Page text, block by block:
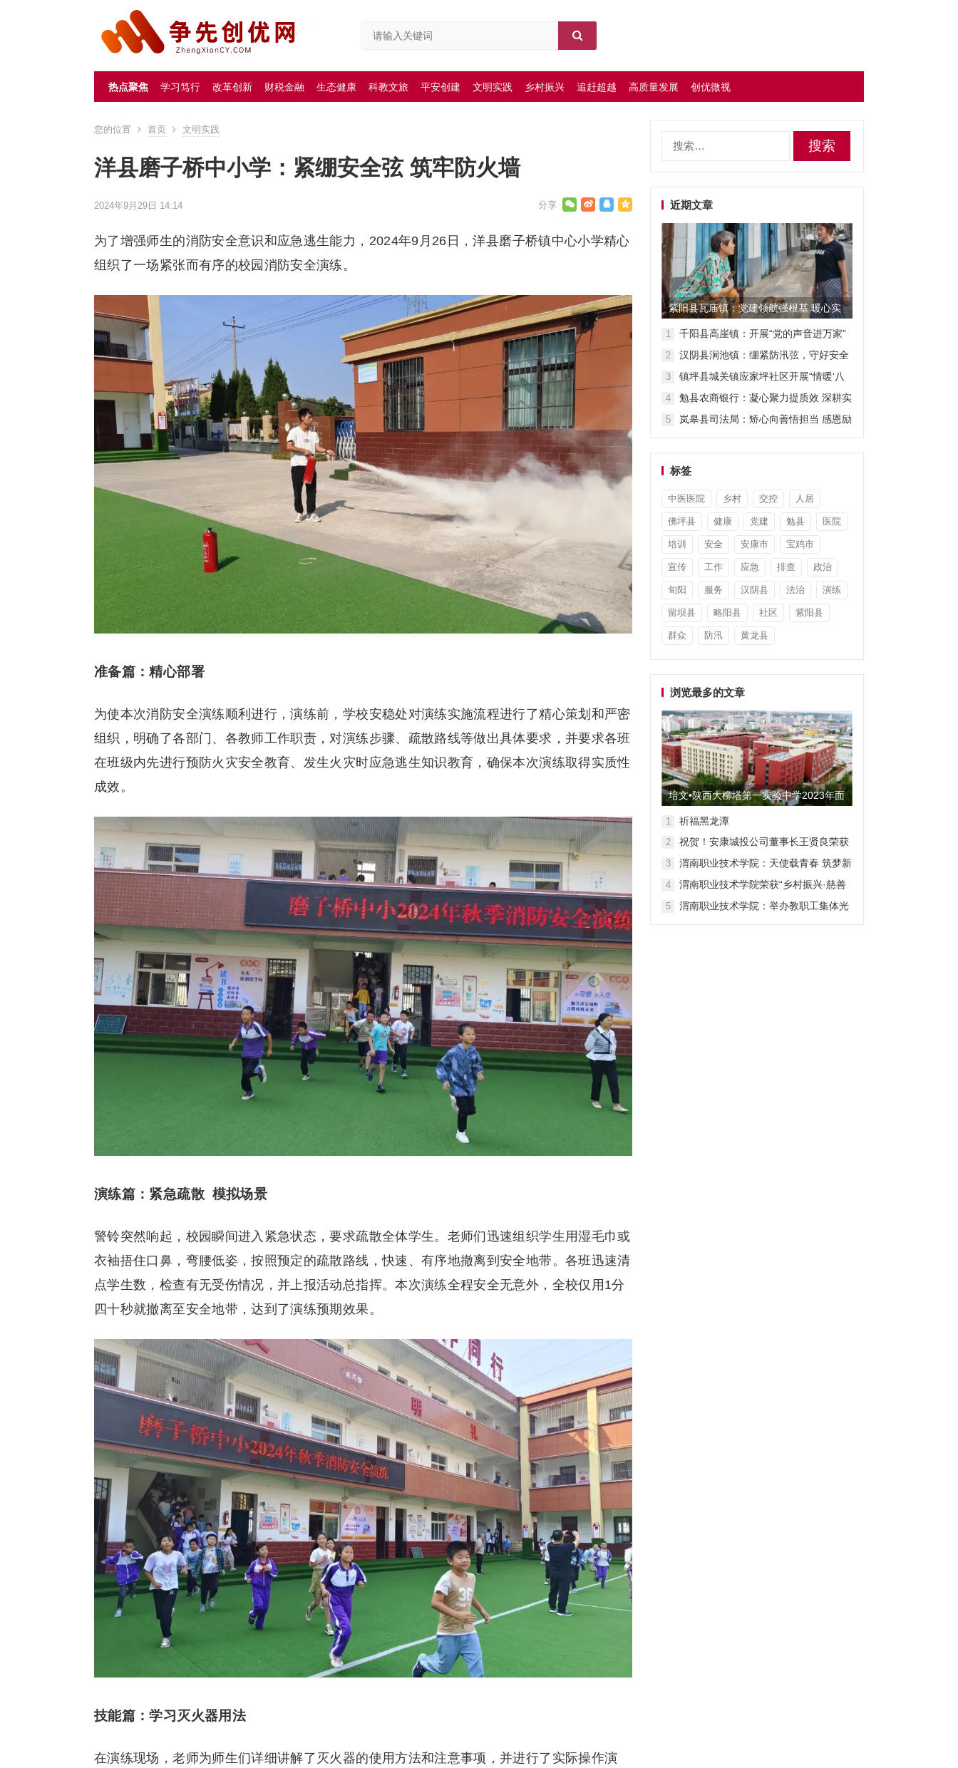
热点聚焦 学习笃行 改革创新 财税金融 生态健康 科教文旅 平安创建 文明实践 乡村振兴 追赶超越 高质量发展 创优微视
您的位置 首页 文明实践
洋县磨子桥中小学：紧绷安全弦 筑牢防火墙
2024年9月29日 14:14
为了增强师生的消防安全意识和应急逃生能力，2024年9月26日，洋县磨子桥镇中心小学精心
组织了一场紧张而有序的校园消防安全演练。
准备篇：精心部署
为使本次消防安全演练顺利进行，演练前，学校安稳处对演练实施流程进行了精心策划和严密
组织，明确了各部门、各教师工作职责，对演练步骤、疏散路线等做出具体要求，并要求各班
在班级内先进行预防火灾安全教育、发生火灾时应急逃生知识教育，确保本次演练取得实质性
成效。
演练篇：紧急疏散 模拟场景
警铃突然响起，校园瞬间进入紧急状态，要求疏散全体学生。老师们迅速组织学生用湿毛巾或
衣袖捂住口鼻，弯腰低姿，按照预定的疏散路线，快速、有序地撤离到安全地带。各班迅速清
点学生数，检查有无受伤情况，并上报活动总指挥。本次演练全程安全无意外，全校仅用1分
四十秒就撤离至安全地带，达到了演练预期效果。
技能篇：学习灭火器用法
在演练现场，老师为师生们详细讲解了灭火器的使用方法和注意事项，并进行了实际操作演
近期文章
紫阳县瓦庙镇：党建领航强根基 暖心实
干惠民生
1
千阳县高崖镇：开展“党的声音进万家”
2
汉阴县涧池镇：绷紧防汛弦，守好安全
3
镇坪县城关镇应家坪社区开展“情暖‘八
4
勉县农商银行：凝心聚力提质效 深耕实
5
岚皋县司法局：矫心向善悟担当 感恩励
标签
中医医院 乡村 交控 人居
佛坪县 健康 党建 勉县 医院
培训 安全 安康市 宝鸡市
宣传 工作 应急 排查 政治
旬阳 服务 汉阴县 法治 演练
留坝县 略阳县 社区 紫阳县
群众 防汛 黄龙县
浏览最多的文章
培文•陕西大柳塔第一实验中学2023年面
向全国招聘教师启事
1 祈福黑龙潭
2
祝贺！安康城投公司董事长王贤良荣获
3
渭南职业技术学院：天使载青春 筑梦新
4
渭南职业技术学院荣获“乡村振兴·慈善
5
渭南职业技术学院：举办教职工集体光